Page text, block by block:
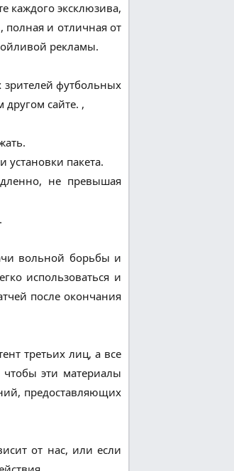
каждого эксклюзива,
полная и отличная от
рекламы.
футбольных
сайте. ,
установки пакета.
не превышая
вольной борьбы и
использоваться и
после окончания
третьих лиц, а все
эти материалы
предоставляющих
от нас, или если